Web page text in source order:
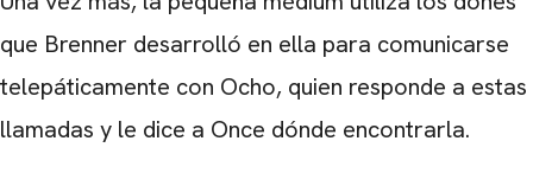
que Brenner desarrolló en ella para comunicarse
telepáticamente con Ocho, quien responde a estas
llamadas y le dice a Once dónde encontrarla.